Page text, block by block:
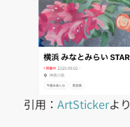
引用： ArtStickerより